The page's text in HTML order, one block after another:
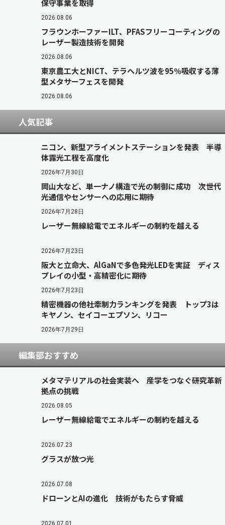
保守事業を取得
2026.08.06
フラウンホーファーILT、PFASフリーコーティングの
レーザー製造技術を開発
2026.08.06
東京農工大とNICT、テラヘルツ波を95％吸収する薄
型メタサーフェスを開発
2026.08.06
人気記事
ニコン、新型アライメントステーションを発表 半導
体露光工程を高度化
2026年7月30日
岡山大など、単一ナノ構造で光の制御に成功 次世代
光通信やセンサーへの応用に期待
2026年7月28日
レーザー無線給電でエネルギーの制約を越える
2026年7月23日
阪大と立命大、AlGaNで多色発光LEDを実証 ディス
プレイの小型・高精密化に期待
2026年7月23日
精密機器の他社牽制力ランキングを発表 トップ3は
キヤノン、セイコーエプソン、リコー
2026年7月29日
編集部おすすめ
メタマテリアルの社会実装へ 産学をつなぐ研究革新
拠点の挑戦
2026.08.05
レーザー無線給電でエネルギーの制約を越える
2026.07.23
グラスが放つ光
2026.07.08
ドローンとAIの進化 技術がもたらす脅威
2026.07.01